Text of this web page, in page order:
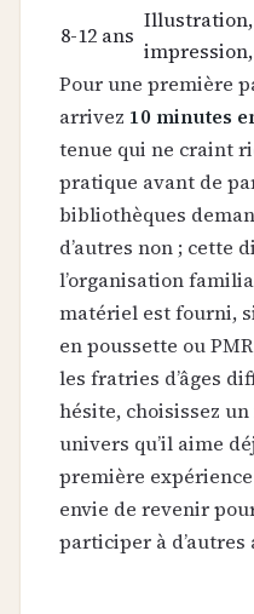
8-12 ans
Illustration,
Pour une première
arrivez 10 minutes
tenue qui ne craint
pratique avant de
bibliothèques
d’autres non ; cette
l’organisation
matériel est fourni,
en poussette ou
les fratries d’âges
hésite, choisissez
univers qu’il aime
première
envie de revenir
participer à d’autres